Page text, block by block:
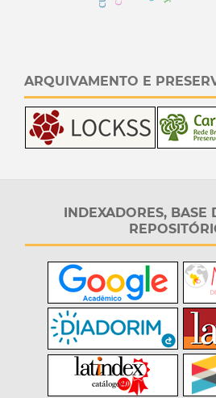
ARQUIVAMENTO E
INDEXADORES, BASE